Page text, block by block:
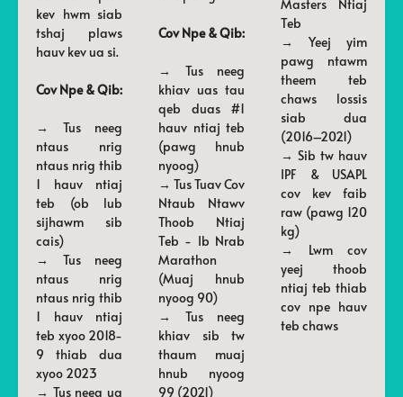
kev hwm siab
tshaj plaws
hauv kev ua si.
Cov Npe & Qib:
→ Tus neeg
ntaus nrig
ntaus nrig thib
1 hauv ntiaj
teb (ob lub
sijhawm sib
cais)
→ Tus neeg
ntaus nrig
ntaus nrig thib
1 hauv ntiaj
teb xyoo 2018-
9 thiab dua
xyoo 2023
→ Tus neeg ua
Cov Npe & Qib:
→ Tus neeg
khiav uas tau
qeb duas #1
hauv ntiaj teb
(pawg hnub
nyoog)
→ Tus Tuav Cov
Ntaub Ntawv
Thoob Ntiaj
Teb - Ib Nrab
Marathon
(Muaj hnub
nyoog 90)
→ Tus neeg
khiav sib tw
thaum muaj
hnub nyoog
99 (2021)
Masters Ntiaj
Teb
→ Yeej yim
pawg ntawm
theem teb
chaws lossis
siab dua
(2016–2021)
→ Sib tw hauv
IPF & USAPL
cov kev faib
raw (pawg 120
kg)
→ Lwm cov
yeej thoob
ntiaj teb thiab
cov npe hauv
teb chaws